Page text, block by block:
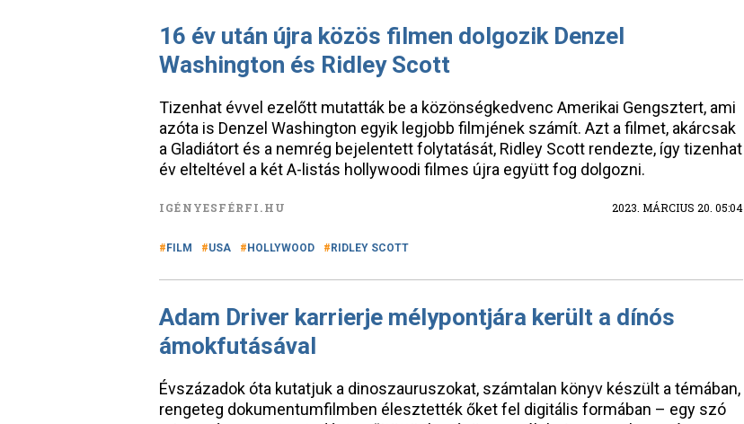
16 év után újra közös filmen dolgozik Denzel
Washington és Ridley Scott
Tizenhat évvel ezelőtt mutatták be a közönségkedvenc Amerikai Gengsztert, ami
azóta is Denzel Washington egyik legjobb filmjének számít. Azt a filmet, akárcsak
a Gladiátort és a nemrég bejelentett folytatását, Ridley Scott rendezte, így tizenhat
év elteltével a két A-listás hollywoodi filmes újra együtt fog dolgozni.
IGÉNYESFÉRFI.HU 2023. MÁRCIUS 20. 05:04
FILM USA HOLLYWOOD RIDLEY SCOTT
Adam Driver karrierje mélypontjára került a dínós
ámokfutásával
Évszázadok óta kutatjuk a dinoszauruszokat, számtalan könyv készült a témában,
rengeteg dokumentumfilmben élesztették őket fel digitális formában – egy szó